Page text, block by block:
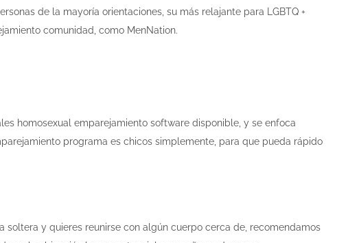
de la mayoría orientaciones, su más relajante para LGBTQ +
comunidad, como MenNation.
homosexual emparejamiento software disponible, y se enfoca
programa es chicos simplemente, para que pueda rápido
soltera y quieres reunirse con algún cuerpo cerca de, recomendamos